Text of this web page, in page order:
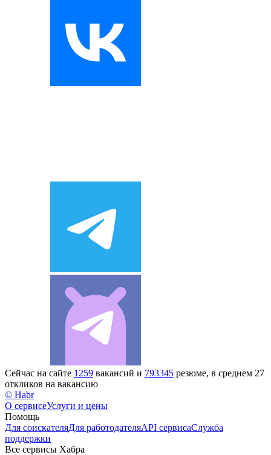
Сейчас на сайте 1259 вакансий и 793345 резюме, в среднем 27
откликов на вакансию
© Habr
О сервисеУслуги и цены
Помощь
Для соискателяДля работодателяAPI сервисаСлужба
поддержки
Все сервисы Хабра